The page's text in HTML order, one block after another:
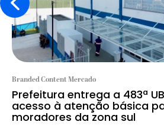
Branded Content Mercado
Prefeitura entrega a 483ª
acesso à atenção básica
moradores da zona sul